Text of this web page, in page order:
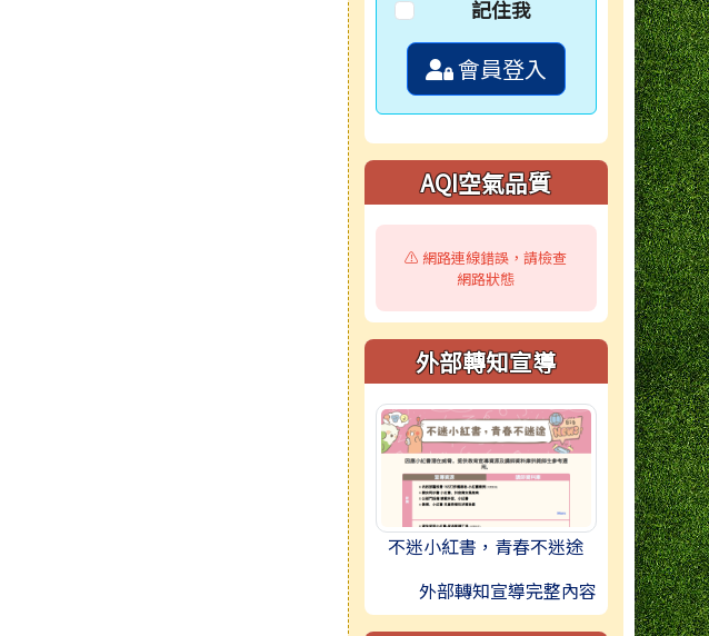
記住我
會員登入
AQI空氣品質
⚠️ 網路連線錯誤，請檢查
網路狀態
外部轉知宣導
不迷小紅書，青春不迷途
外部轉知宣導完整內容